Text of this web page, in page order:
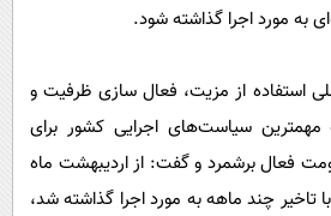
به مورد اجرا گذاشته شود.
استفاده از مزیت، فعال سازی ظرفیت و
مهمترین سیاست‌های اجرایی کشور برای
فعال برشمرد و گفت: از اردیبهشت ماه
تاخیر چند ماهه به مورد اجرا گذاشته شد،